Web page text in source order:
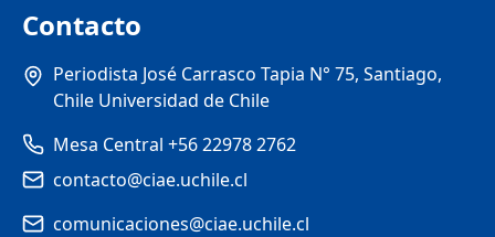
Contacto
Periodista José Carrasco Tapia N° 75, Santiago,
Chile Universidad de Chile
Mesa Central +56 22978 2762
contacto@ciae.uchile.cl
comunicaciones@ciae.uchile.cl